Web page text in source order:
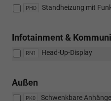
PHD Standheizung mit
Infotainment &
RN1 Head-Up-Display
Außen
PK0 Schwenkbare